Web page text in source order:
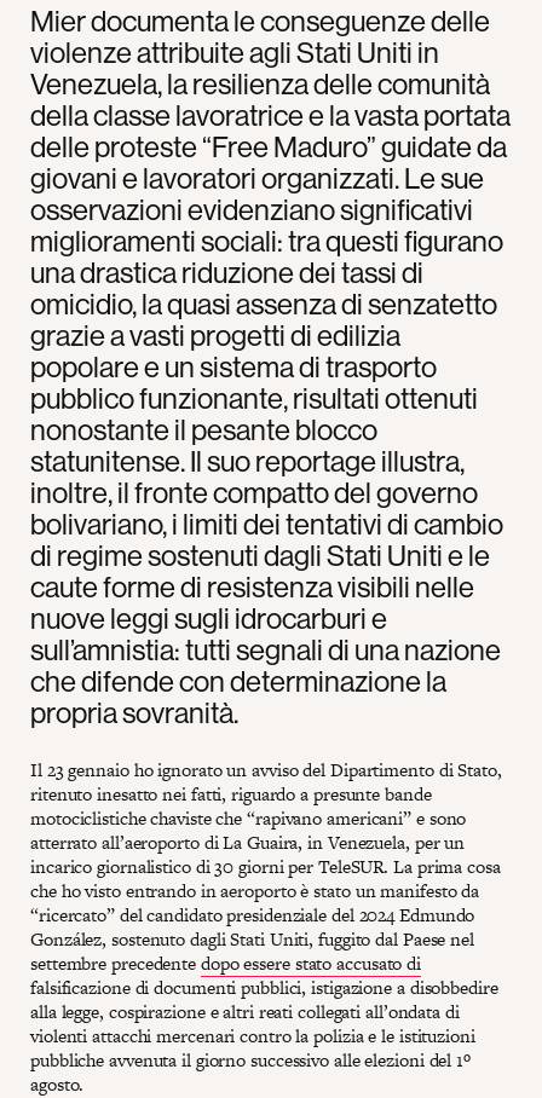
Mier documenta le conseguenze delle
violenze attribuite agli Stati Uniti in
Venezuela, la resilienza delle comunità
della classe lavoratrice e la vasta portata
delle proteste “Free Maduro” guidate da
giovani e lavoratori organizzati. Le sue
osservazioni evidenziano significativi
miglioramenti sociali: tra questi figurano
una drastica riduzione dei tassi di
omicidio, la quasi assenza di senzatetto
grazie a vasti progetti di edilizia
popolare e un sistema di trasporto
pubblico funzionante, risultati ottenuti
nonostante il pesante blocco
statunitense. Il suo reportage illustra,
inoltre, il fronte compatto del governo
bolivariano, i limiti dei tentativi di cambio
di regime sostenuti dagli Stati Uniti e le
caute forme di resistenza visibili nelle
nuove leggi sugli idrocarburi e
sull’amnistia: tutti segnali di una nazione
che difende con determinazione la
propria sovranità.
Il 23 gennaio ho ignorato un avviso del Dipartimento di Stato,
ritenuto inesatto nei fatti, riguardo a presunte bande
motociclistiche chaviste che “rapivano americani” e sono
atterrato all’aeroporto di La Guaira, in Venezuela, per un
incarico giornalistico di 30 giorni per TeleSUR. La prima cosa
che ho visto entrando in aeroporto è stato un manifesto da
“ricercato” del candidato presidenziale del 2024 Edmundo
González, sostenuto dagli Stati Uniti, fuggito dal Paese nel
settembre precedentedopo essere stato accusato di
falsificazione di documenti pubblici, istigazione a disobbedire
alla legge, cospirazione e altri reati collegati all’ondata di
violenti attacchi mercenari contro la polizia e le istituzioni
pubbliche avvenuta il giorno successivo alle elezioni del 1º
agosto.